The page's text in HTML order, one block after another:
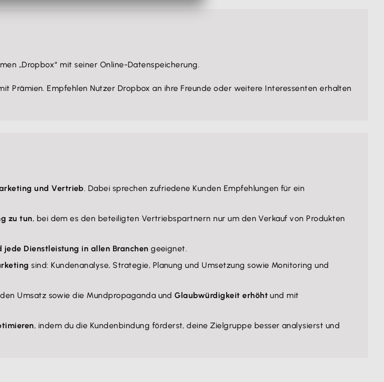
„Dropbox“ mit seiner Online-Datenspeicherung.
Prämien. Empfehlen Nutzer Dropbox an ihre Freunde oder weitere Interessenten erhalten
und Vertrieb. Dabei sprechen zufriedene Kunden Empfehlungen für ein
zu tun, bei dem es den beteiligten Vertriebspartnern nur um den Verkauf von Produkten
jede Dienstleistung in allen Branchengeeignet.
sind: Kundenanalyse, Strategie, Planung und Umsetzung sowie Monitoring und
Umsatz sowie die Mundpropaganda undGlaubwürdigkeit erhöht und mit
, indem du die Kundenbindung förderst, deine Zielgruppe besser analysierst und